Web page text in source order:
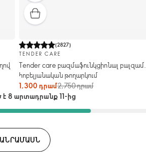
(2827)
TENDER CARE
Tender care բազմաֆունկցիոնալ բալզամ.
հոբելյանական թողարկում
1,300 դրամ2,750 դրամ
է 8 արտադրանք 11-ից